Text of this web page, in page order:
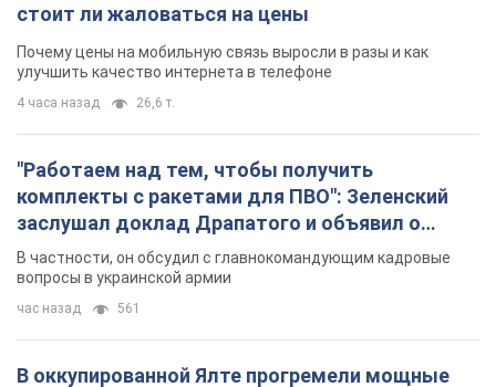
стоит ли жаловаться на цены
Почему цены на мобильную связь выросли в разы и как
улучшить качество интернета в телефоне
4 часа назад 26,6 т.
"Работаем над тем, чтобы получить
комплекты с ракетами для ПВО": Зеленский
заслушал доклад Драпатого и объявил о
новых мерах
В частности, он обсудил с главнокомандующим кадровые
вопросы в украинской армии
час назад 561
В оккупированной Ялте прогремели мощные